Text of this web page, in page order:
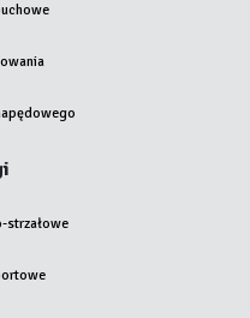
strzałowe